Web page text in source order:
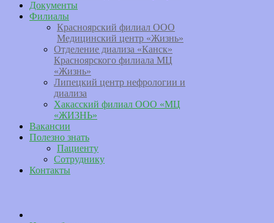
Документы
Филиалы
Красноярский филиал ООО
Медицинский центр «Жизнь»
Отделение диализа «Канск»
Красноярского филиала МЦ
«Жизнь»
Липецкий центр нефрологии и
диализа
Хакасский филиал ООО «МЦ
«ЖИЗНЬ»
Вакансии
Полезно знать
Пациенту
Сотруднику
Контакты